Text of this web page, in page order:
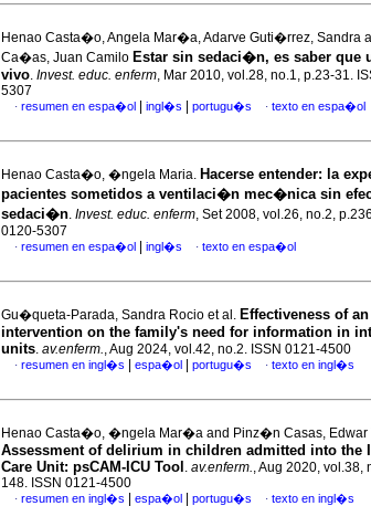
Henao Casta�o, Angela Mar�a, Adarve Guti�rrez, Sandra
Ca�as, Juan Camilo Estar sin sedaci�n, es saber que
vivo. Invest. educ. enferm, Mar 2010, vol.28, no.1, p.23-31.
5307
· resumen en espa�ol ingl�s portugu�s · texto en espa�ol
Henao Casta�o, �ngela Maria. Hacerse entender: la
pacientes sometidos a ventilaci�n mec�nica sin
sedaci�n. Invest. educ. enferm, Set 2008, vol.26, no.2,
0120-5307
· resumen en espa�ol ingl�s · texto en espa�ol
Gu�queta-Parada, Sandra Rocio et al. Effectiveness of an
intervention on the family's need for information in
units. av.enferm., Aug 2024, vol.42, no.2. ISSN 0121-4500
· resumen en ingl�s espa�ol portugu�s · texto en ingl�s
Henao Casta�o, �ngela Mar�a and Pinz�n Casas, Edwar
Assessment of delirium in children admitted into the
Care Unit: psCAM-ICU Tool . av.enferm., Aug 2020, vol.38,
148. ISSN 0121-4500
· resumen en ingl�s espa�ol portugu�s · texto en ingl�s